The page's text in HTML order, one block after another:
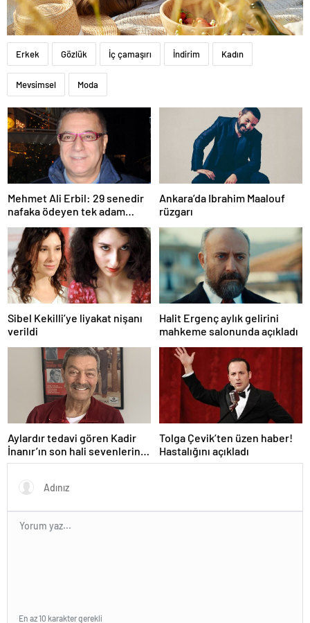
Erkek Gözlük İç çamaşırı İndirim Kadın
Mevsimsel Moda
Mehmet Ali Erbil: 29 senedir
nafaka ödeyen tek adam
Ankara’da Ibrahim Maalouf
rüzgarı
Sibel Kekilli’ye liyakat nişanı
verildi
Halit Ergenç aylık gelirini
mahkeme salonunda açıkladı
Aylardır tedavi gören Kadir
İnanır’ın son hali sevenlerini
üzdü
Tolga Çevik’ten üzen haber!
Hastalığını açıkladı
En az 10 karakter gerekli